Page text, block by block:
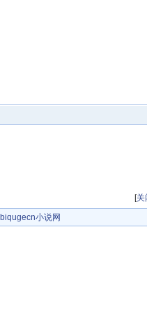
[关
biqugecn小说网